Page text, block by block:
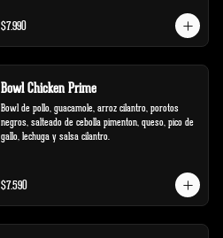
$7.990
Bowl Chicken Prime
Bowl de pollo, guacamole, arroz cilantro, porotos
negros, salteado de cebolla pimenton, queso, pico de
gallo, lechuga y salsa cilantro.
$7.590